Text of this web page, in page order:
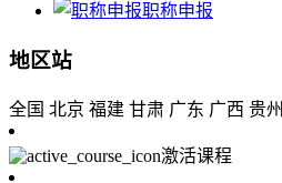
职称申报
地区站
全国 北京 福建 甘肃 广东 广西 贵州
激活课程